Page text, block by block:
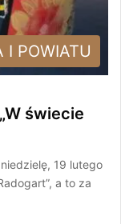
I POWIATU
świecie
19 lutego
a to za